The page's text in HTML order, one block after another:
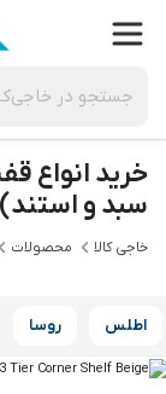
خرید انواع
سبد و استند)
خاجی‌ کالا محصولات
اطلس روسا